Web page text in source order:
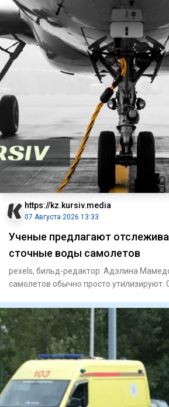
https://kz.kursiv.media
07 Августа 2026 13:33
Ученые предлагают
сточные воды самолетов
pexels, бильд-редактор: Адэлина
самолетов обычно просто утилизируют.